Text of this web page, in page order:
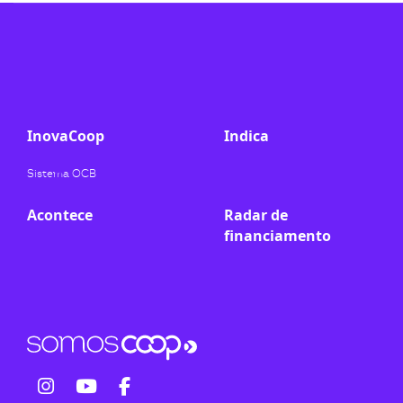
InovaCoop
Sistema OCB
Acontece
Indica
Radar de
financiamento
fab fabfab